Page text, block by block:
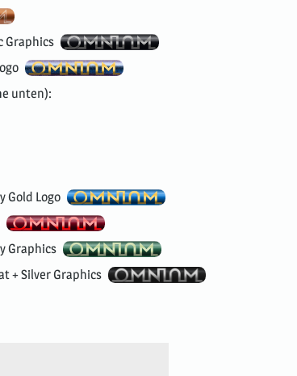
Graphics
unten):
Gold Logo
Graphics
+ Silver Graphics